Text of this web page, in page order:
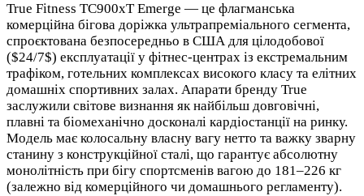
True Fitness TC900xT Emerge — це флагманська
комерційна бігова доріжка ультрапреміального сегмента,
спроєктована безпосередньо в США для цілодобової
($24/7$) експлуатації у фітнес-центрах із екстремальним
трафіком, готельних комплексах високого класу та елітних
домашніх спортивних залах. Апарати бренду True
заслужили світове визнання як найбільш довговічні,
плавні та біомеханічно досконалі кардіостанції на ринку.
Модель має колосальну власну вагу нетто та важку зварну
станину з конструкційної сталі, що гарантує абсолютну
монолітність при бігу спортсменів вагою до 181–226 кг
(залежно від комерційного чи домашнього регламенту).